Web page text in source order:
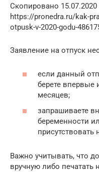
Скопировано
https://pronedra.ru/kak-
otpusk-v-2020-godu-
Заявление на отпуск
если данный
берете впервые
месяцев;
запрашиваете
беременности
присутствовать
Важно учитывать, что
вручную либо печатать